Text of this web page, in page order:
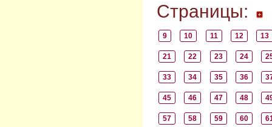
Страницы:
9 10 11 12 13
21 22 23 24
33 34 35 36
45 46 47 48
57 58 59 60